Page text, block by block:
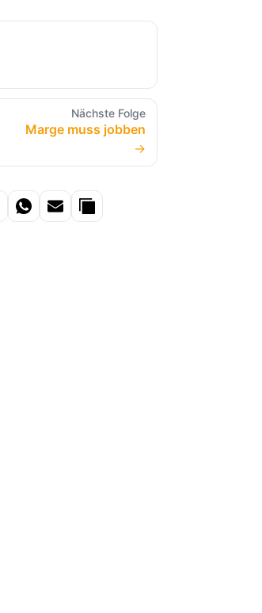
Nächste Folge
Marge muss jobben
→